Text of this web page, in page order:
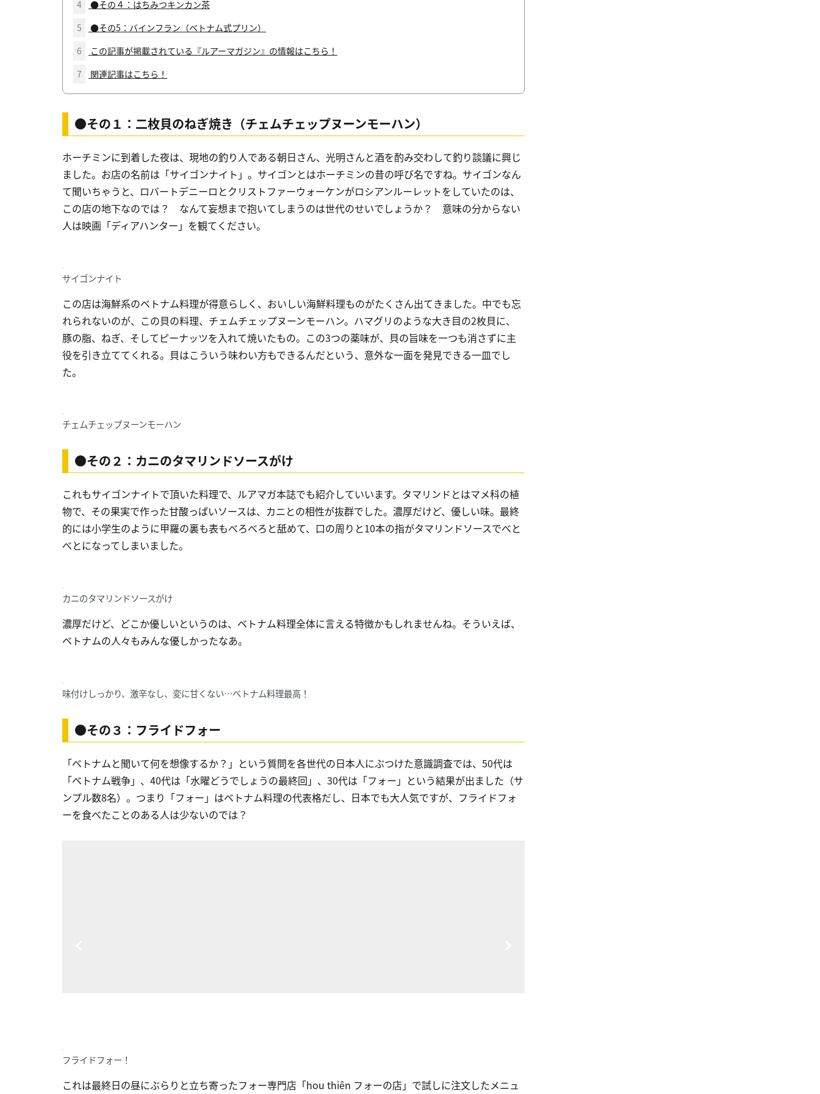
4
●その４：はちみつキンカン茶
5
●その5：バインフラン（ベトナム式プリン）
6
この記事が掲載されている『ルアーマガジン』の情報はこちら！
7
関連記事はこちら！
●その１：二枚貝のねぎ焼き（チェムチェップヌーンモーハン）
ホーチミンに到着した夜は、現地の釣り人である朝日さん、光明さんと酒を酌み交わして釣り談議に興じ
ました。お店の名前は「サイゴンナイト」。サイゴンとはホーチミンの昔の呼び名ですね。サイゴンなん
て聞いちゃうと、ロバートデニーロとクリストファーウォーケンがロシアンルーレットをしていたのは、
この店の地下なのでは？ なんて妄想まで抱いてしまうのは世代のせいでしょうか？ 意味の分からない
人は映画「ディアハンター」を観てください。
サイゴンナイト
この店は海鮮系のベトナム料理が得意らしく、おいしい海鮮料理ものがたくさん出てきました。中でも忘
れられないのが、この貝の料理、チェムチェップヌーンモーハン。ハマグリのような大き目の2枚貝に、
豚の脂、ねぎ、そしてピーナッツを入れて焼いたもの。この3つの薬味が、貝の旨味を一つも消さずに主
役を引き立ててくれる。貝はこういう味わい方もできるんだという、意外な一面を発見できる一皿でし
た。
チェムチェップヌーンモーハン
●その２：カニのタマリンドソースがけ
これもサイゴンナイトで頂いた料理で、ルアマガ本誌でも紹介していいます。タマリンドとはマメ科の植
物で、その果実で作った甘酸っぱいソースは、カニとの相性が抜群でした。濃厚だけど、優しい味。最終
的には小学生のように甲羅の裏も表もべろべろと舐めて、口の周りと10本の指がタマリンドソースでべと
べとになってしまいました。
カニのタマリンドソースがけ
濃厚だけど、どこか優しいというのは、ベトナム料理全体に言える特徴かもしれませんね。そういえば、
ベトナムの人々もみんな優しかったなあ。
味付けしっかり、激辛なし、変に甘くない…ベトナム料理最高！
●その３：フライドフォー
「ベトナムと聞いて何を想像するか？」という質問を各世代の日本人にぶつけた意識調査では、50代は
「ベトナム戦争」、40代は「水曜どうでしょうの最終回」、30代は「フォー」という結果が出ました（サ
ンプル数8名）。つまり「フォー」はベトナム料理の代表格だし、日本でも大人気ですが、フライドフォ
ーを食べたことのある人は少ないのでは？
フライドフォー！
これは最終日の昼にぶらりと立ち寄ったフォー専門店「hou thiên フォーの店」で試しに注文したメニュ